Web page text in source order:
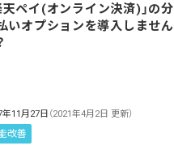
天ペイ(オンライン決済)」の分
いオプションを導入しません
年11月27日 （2021年4月2日 更新）
改善